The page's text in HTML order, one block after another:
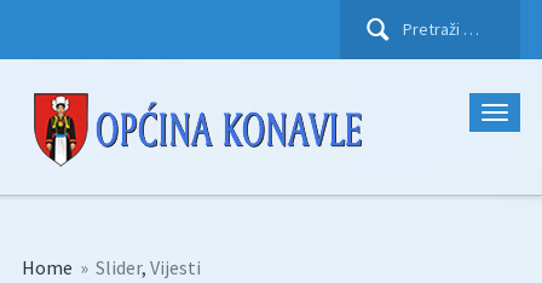
Pretraži:
Home » Slider, Vijesti